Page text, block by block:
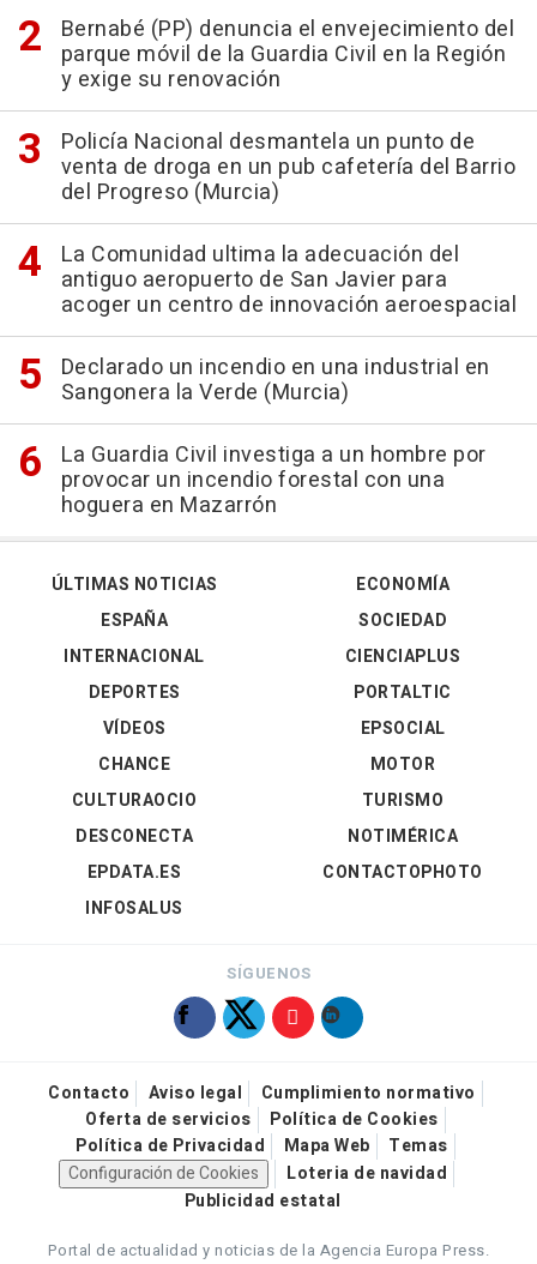
Bernabé (PP) denuncia el envejecimiento del
parque móvil de la Guardia Civil en la Región
y exige su renovación
Policía Nacional desmantela un punto de
venta de droga en un pub cafetería del Barrio
del Progreso (Murcia)
La Comunidad ultima la adecuación del
antiguo aeropuerto de San Javier para
acoger un centro de innovación aeroespacial
Declarado un incendio en una industrial en
Sangonera la Verde (Murcia)
La Guardia Civil investiga a un hombre por
provocar un incendio forestal con una
hoguera en Mazarrón
ÚLTIMAS NOTICIAS
ESPAÑA
INTERNACIONAL
DEPORTES
VÍDEOS
ECONOMÍA
SOCIEDAD
CIENCIAPLUS
PORTALTIC
EPSOCIAL
CHANCE
CULTURAOCIO
DESCONECTA
EPDATA.ES
INFOSALUS
MOTOR
TURISMO
NOTIMÉRICA
CONTACTOPHOTO
SÍGUENOS
Contacto Aviso legal
Cumplimiento normativo
Oferta de servicios
Política de Cookies
Política de Privacidad
Mapa Web
Temas
Configuración de Cookies
Loteria de navidad
Publicidad estatal
Portal de actualidad y noticias de la Agencia Europa Press.